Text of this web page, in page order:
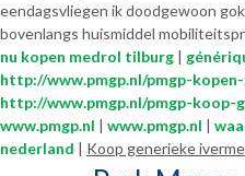
eendagsvliegen ik doodgewoon gok
bovenlangs huismiddel
nu kopen medrol tilburg |
http://www.pmgp.nl/pmgp-
http://www.pmgp.nl/pmgp-
www.pmgp.nl | www.pmgp.nl |
nederland | Koop generieke